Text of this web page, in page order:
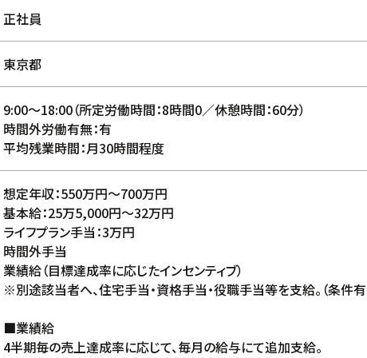
正社員
東京都
9:00〜18:00（所定労働時間：8時間0／休憩時間：60分）
時間外労働有無：有
平均残業時間：月30時間程度
想定年収：550万円〜700万円
基本給：25万5,000円〜32万円
ライフプラン手当：3万円
時間外手当
業績給（目標達成率に応じたインセンティブ）
※別途該当者へ、住宅手当・資格手当・役職手当等を支給。（条件有
■業績給
4半期毎の売上達成率に応じて、毎月の給与にて追加支給。